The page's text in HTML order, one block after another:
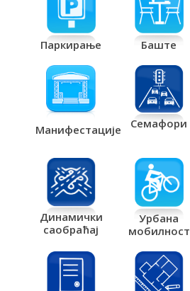
Паркирање Баште
Манифестације Семафори
Динамички
саобраћај
Урбана
мобилност